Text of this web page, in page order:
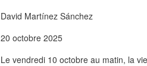
David Martínez Sánchez
20 octobre 2025
Le vendredi 10 octobre au matin, la